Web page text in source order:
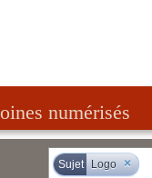
numérisés
Sujet Logo ×